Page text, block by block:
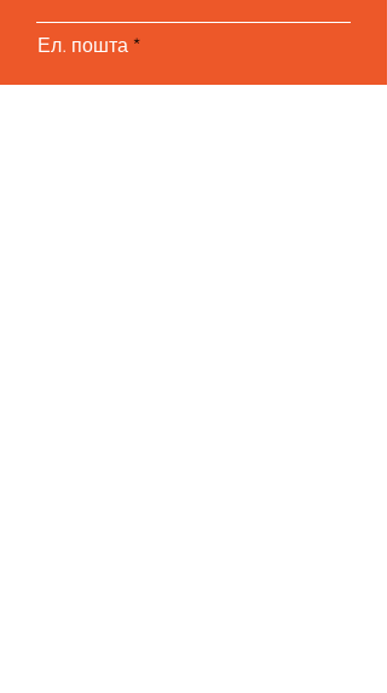
Ел. пошта